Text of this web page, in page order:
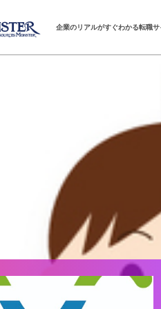
企業のリアルがすぐわかる転職